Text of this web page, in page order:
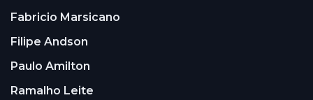
Fabricio Marsicano
Filipe Andson
Paulo Amilton
Ramalho Leite